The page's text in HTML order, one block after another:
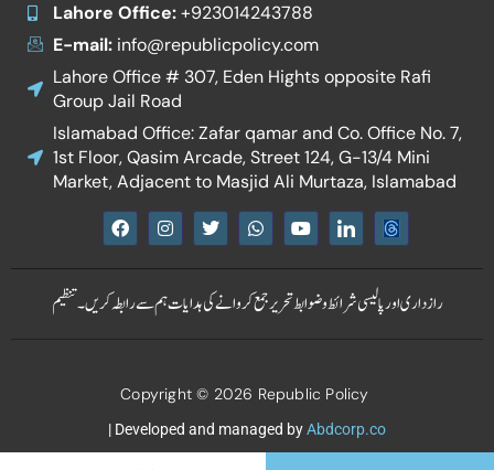
Lahore Office:+923014243788
E-mail:info@republicpolicy.com
Lahore Office # 307, Eden Hights opposite Rafi
Group Jail Road
Islamabad Office: Zafar qamar and Co. Office No. 7,
1st Floor, Qasim Arcade, Street 124, G-13/4 Mini
Market, Adjacent to Masjid Ali Murtaza, Islamabad
F
a
e
o
I
n
t
g
T
w
t
t
e
W
h
t
s
a
Y
o
t
b
I
c
n
-
l
d
n
تنظیمہم سے رابطہ کریں۔تحریر جمع کروانے کی ہدایاتشرائط و ضوابطرازداری اور پالیسی
Copyright © 2026 Republic Policy
| Developed and managed byAbdcorp.co